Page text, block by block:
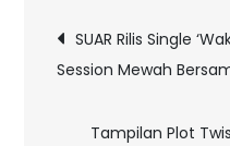
Post
SUAR Rilis Single
Session Mewah
Tampilan Plot